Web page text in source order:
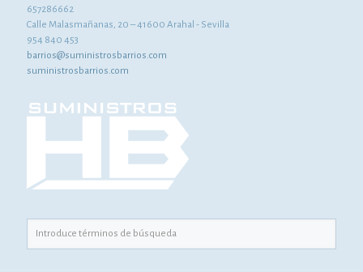
657286662
Calle Malasmañanas, 20 – 41600 Arahal - Sevilla
954 840 453
barrios@suministrosbarrios.com
suministrosbarrios.com